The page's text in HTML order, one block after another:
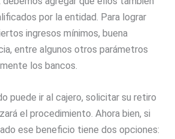
por la entidad. Para lograr
ingresos mínimos, buena
entre algunos otros parámetros
los bancos.
puede ir al cajero, solicitar su retiro
el procedimiento. Ahora bien, si
ese beneficio tiene dos opciones: